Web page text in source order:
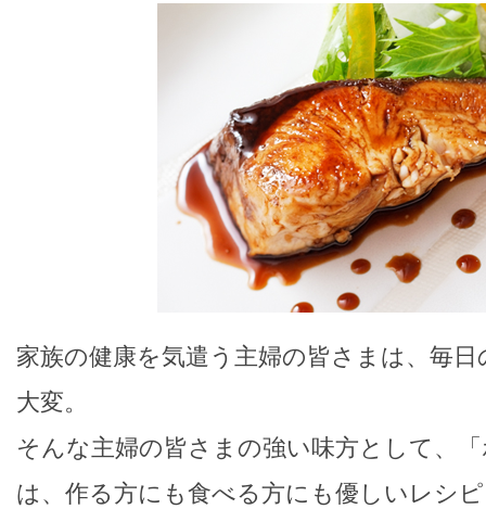
家族の健康を気遣う主婦の皆さまは、毎
大変。
そんな主婦の皆さまの強い味方として、
は、作る方にも食べる方にも優しいレシ